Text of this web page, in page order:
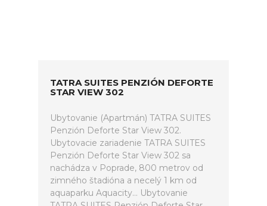
TATRA SUITES PENZIÓN DEFORTE
STAR VIEW 302
Ubytovanie (Apartmán) TATRA SUITES
Penzión Deforte Star View 302.
Ubytovacie zariadenie TATRA SUITES
Penzión Deforte Star View 302 sa
nachádza v Poprade, 800 metrov od
zimného štadióna a necelý 1 km od
aquaparku Aquacity... Ubytovanie